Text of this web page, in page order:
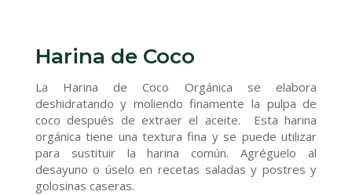
Harina de Coco
La Harina de Coco Orgánica se elabora
deshidratando y moliendo finamente la pulpa de
coco después de extraer el aceite. Esta harina
orgánica tiene una textura fina y se puede utilizar
para sustituir la harina común. Agréguelo al
desayuno o úselo en recetas saladas y postres y
golosinas caseras.